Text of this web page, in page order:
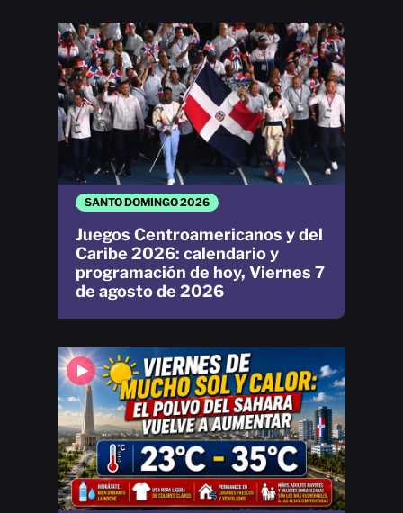
SANTO DOMINGO 2026
Juegos Centroamericanos y del
Caribe 2026: calendario y
programación de hoy, Viernes 7
de agosto de 2026